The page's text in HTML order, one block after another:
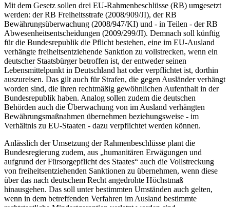
Mit dem Gesetz sollen drei EU-Rahmenbeschlüsse (RB) umgesetzt
werden: der RB Freiheitsstrafe (2008/909/JI), der RB
Bewährungsüberwachung (2008/947/KI) und - in Teilen - der RB
Abwesenheitsentscheidungen (2009/299/JI). Demnach soll künftig
für die Bundesrepublik die Pflicht bestehen, eine im EU-Ausland
verhängte freiheitsentziehende Sanktion zu vollstrecken, wenn ein
deutscher Staatsbürger betroffen ist, der entweder seinen
Lebensmittelpunkt in Deutschland hat oder verpflichtet ist, dorthin
auszureisen. Das gilt auch für Strafen, die gegen Ausländer verhängt
worden sind, die ihren rechtmäßig gewöhnlichen Aufenthalt in der
Bundesrepublik haben. Analog sollen zudem die deutschen
Behörden auch die Überwachung von im Ausland verhängten
Bewährungsmaßnahmen übernehmen beziehungsweise - im
Verhältnis zu EU-Staaten - dazu verpflichtet werden können.
Anlässlich der Umsetzung der Rahmenbeschlüsse plant die
Bundesregierung zudem, aus „humanitären Erwägungen und
aufgrund der Fürsorgepflicht des Staates“ auch die Vollstreckung
von freiheitsentziehenden Sanktionen zu übernehmen, wenn diese
über das nach deutschem Recht angedrohte Höchstmaß
hinausgehen. Das soll unter bestimmten Umständen auch gelten,
wenn in dem betreffenden Verfahren im Ausland bestimmte